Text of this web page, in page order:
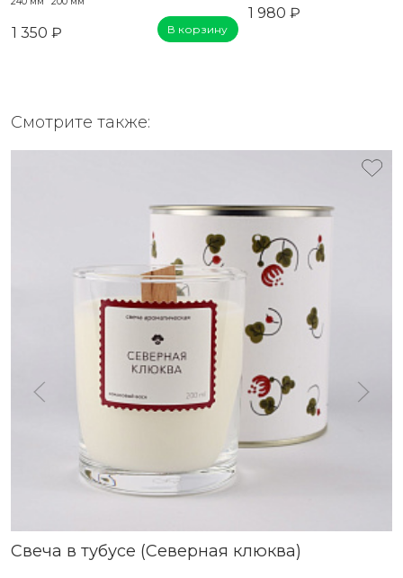
1 350 ₽ В корзину
1 980 ₽
Смотрите также:
Свеча в тубусе (Северная клюква)